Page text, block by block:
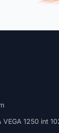
VEGA 1250 int